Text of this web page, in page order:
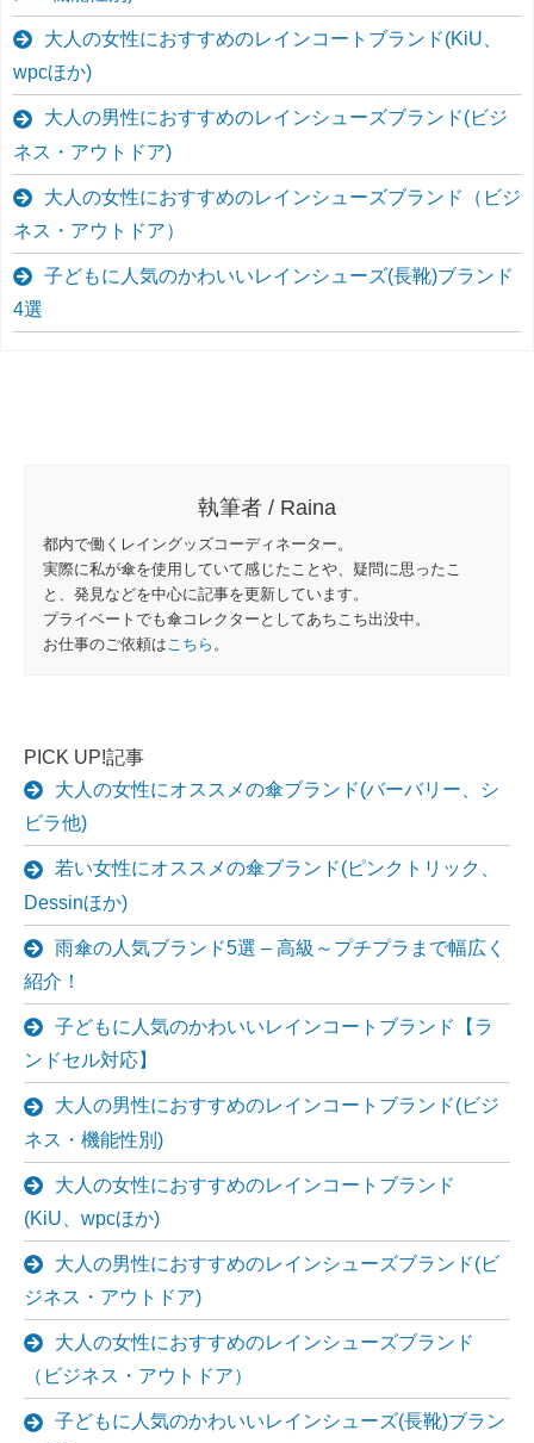
大人の女性におすすめのレインコートブランド(KiU、
wpcほか)
大人の男性におすすめのレインシューズブランド(ビジ
ネス・アウトドア)
大人の女性におすすめのレインシューズブランド（ビジ
ネス・アウトドア）
子どもに人気のかわいいレインシューズ(長靴)ブランド
4選
執筆者 / Raina
都内で働くレイングッズコーディネーター。
実際に私が傘を使用していて感じたことや、疑問に思ったこ
と、発見などを中心に記事を更新しています。
プライベートでも傘コレクターとしてあちこち出没中。
お仕事のご依頼はこちら 。
PICK UP!記事
大人の女性にオススメの傘ブランド(バーバリー、シ
ビラ他)
若い女性にオススメの傘ブランド(ピンクトリック、
Dessinほか)
雨傘の人気ブランド5選 – 高級～プチプラまで幅広く
紹介！
子どもに人気のかわいいレインコートブランド【ラ
ンドセル対応】
大人の男性におすすめのレインコートブランド(ビジ
ネス・機能性別)
大人の女性におすすめのレインコートブランド
(KiU、wpcほか)
大人の男性におすすめのレインシューズブランド(ビ
ジネス・アウトドア)
大人の女性におすすめのレインシューズブランド
（ビジネス・アウトドア）
子どもに人気のかわいいレインシューズ(長靴)ブラン